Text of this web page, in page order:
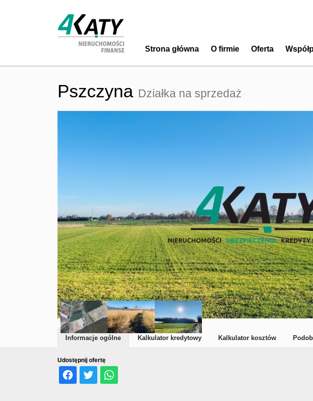
Strona główna O firmie Oferta
Pszczyna Działka na sprzedaż
Udostępnij ofertę
Informacje ogólne Kalkulator kredytowy Kalkulator kosztów